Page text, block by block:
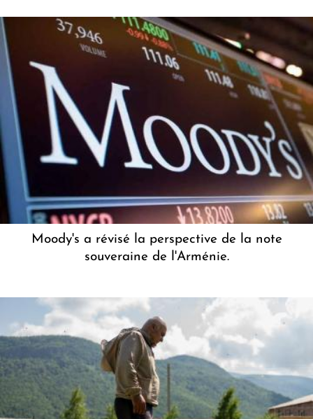
Moody's a révisé la perspective de la note
souveraine de l'Arménie.